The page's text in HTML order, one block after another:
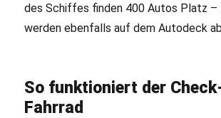
des Schiffes finden 400 Autos Platz –
werden ebenfalls auf dem Autodeck
So funktioniert der
Fahrrad